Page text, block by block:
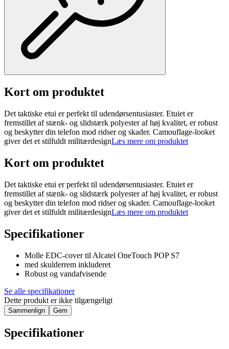
Kort om produktet
Det taktiske etui er perfekt til udendørsentusiaster. Etuiet er
fremstillet af stænk- og slidstærk polyester af høj kvalitet, er robust
og beskytter din telefon mod ridser og skader. Camouflage-looket
giver det et stilfuldt militærdesignLæs mere om produktet
Kort om produktet
Det taktiske etui er perfekt til udendørsentusiaster. Etuiet er
fremstillet af stænk- og slidstærk polyester af høj kvalitet, er robust
og beskytter din telefon mod ridser og skader. Camouflage-looket
giver det et stilfuldt militærdesignLæs mere om produktet
Specifikationer
Molle EDC-cover til Alcatel OneTouch POP S7
med skulderrem inkluderet
Robust og vandafvisende
Se alle specifikationer
Dette produkt er ikke tilgængeligt
Sammenlign Gem
Specifikationer